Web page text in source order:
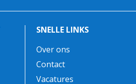
SNELLE LINKS
Over ons
Contact
Vacatures